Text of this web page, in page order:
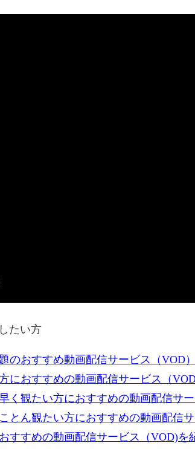
たい方
のおすすめ動画配信サービス（VOD
におすすめの動画配信サービス（
く観たい方におすすめの動画配信サ
とん観たい方におすすめの動画配信
すすめの動画配信サービス（VOD)を